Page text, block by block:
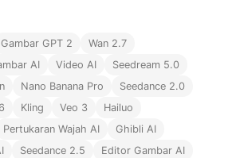
Gambar GPT 2
Wan 2.7
AI Video AI
Seedream 5.0
Nano Banana Pro
Seedance 2.0
Kling Veo 3
Hailuo
Pertukaran Wajah AI
Ghibli AI
Seedance 2.5 Editor Gambar AI